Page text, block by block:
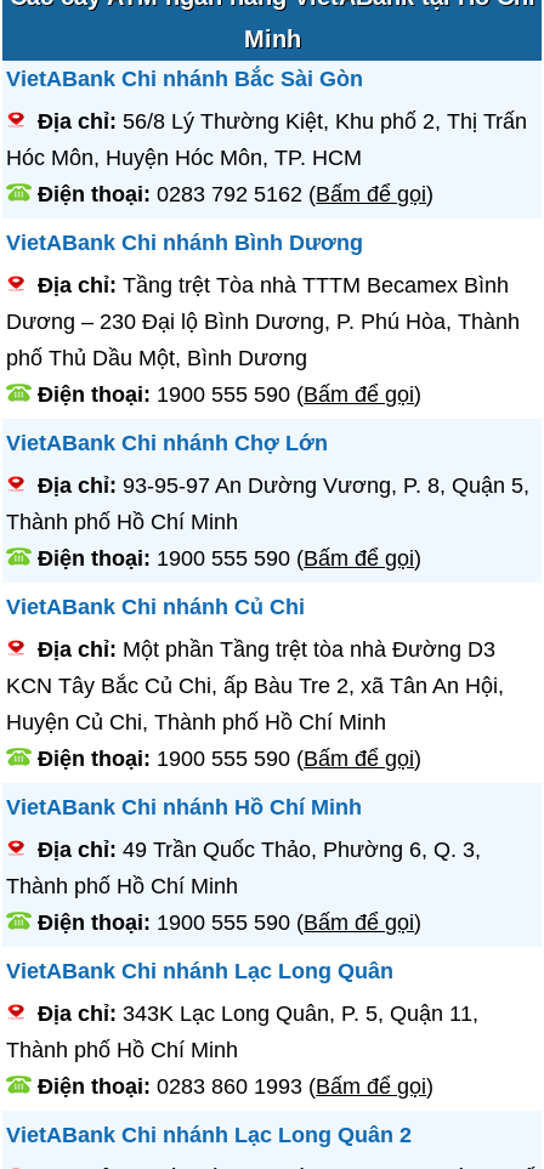
Minh
VietABank Chi nhánh Bắc Sài Gòn
Địa chỉ:56/8 Lý Thường Kiệt, Khu phố 2, Thị Trấn
Hóc Môn, Huyện Hóc Môn, TP. HCM
Điện thoại:0283 792 5162 (Bấm để gọi)
VietABank Chi nhánh Bình Dương
Địa chỉ:Tầng trệt Tòa nhà TTTM Becamex Bình
Dương – 230 Đại lộ Bình Dương, P. Phú Hòa, Thành
phố Thủ Dầu Một, Bình Dương
Điện thoại: 1900 555 590 (Bấm để gọi)
VietABank Chi nhánh Chợ Lớn
Địa chỉ:93-95-97 An Dường Vương, P. 8, Quận 5,
Thành phố Hồ Chí Minh
Điện thoại: 1900 555 590 (Bấm để gọi)
VietABank Chi nhánh Củ Chi
Địa chỉ: Một phần Tầng trệt tòa nhà Đường D3
KCN Tây Bắc Củ Chi, ấp Bàu Tre 2, xã Tân An Hội,
Huyện Củ Chi, Thành phố Hồ Chí Minh
Điện thoại: 1900 555 590 (Bấm để gọi)
VietABank Chi nhánh Hồ Chí Minh
Địa chỉ:49 Trần Quốc Thảo, Phường 6, Q. 3,
Thành phố Hồ Chí Minh
Điện thoại: 1900 555 590 (Bấm để gọi)
VietABank Chi nhánh Lạc Long Quân
Địa chỉ:343K Lạc Long Quân, P. 5, Quận 11,
Thành phố Hồ Chí Minh
Điện thoại:0283 860 1993 (Bấm để gọi)
VietABank Chi nhánh Lạc Long Quân 2